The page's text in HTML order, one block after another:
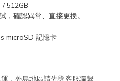
/ 512GB
，確認異常、直接更換。
microSD 記憶卡
，外島地區請先與客服聯繫